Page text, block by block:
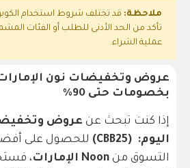
ملاحظة: قد تختلف شروط استخدام
تأكد من الحد الأدنى للطلب أو الفئات
عملية الشراء.
عروض وتخفيضات نون الإمارات
بخصومات حتى 90%
إذا كنت تبحث عن عروض
اليوم: (CBB25)
للحصول على
التسوق من Noon الإمارات
،